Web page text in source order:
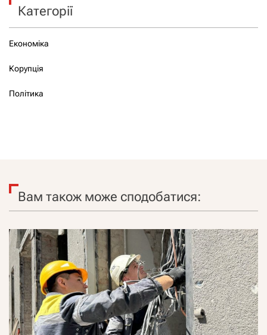
Категорії
Економіка
Корупція
Політика
Вам також може сподобатися: